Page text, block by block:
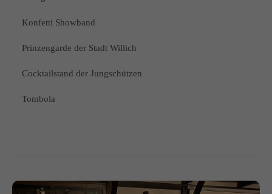
Konfetti Showband
Prinzengarde der Stadt Willich
Cocktailstand der Jungschützen
Tombola